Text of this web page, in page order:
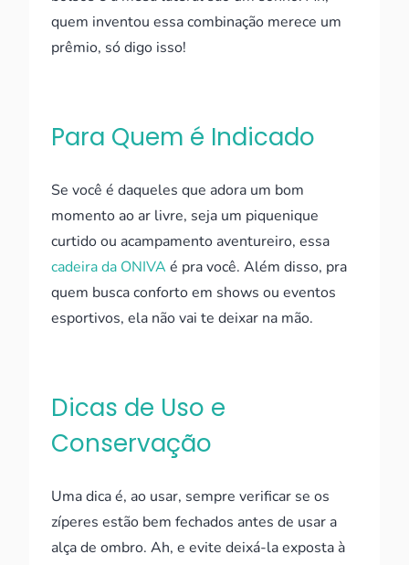
quem inventou essa combinação merece um
prêmio, só digo isso!
Para Quem é Indicado
Se você é daqueles que adora um bom
momento ao ar livre, seja um piquenique
curtido ou acampamento aventureiro, essa
cadeira da ONIVA é pra você. Além disso, pra
quem busca conforto em shows ou eventos
esportivos, ela não vai te deixar na mão.
Dicas de Uso e
Conservação
Uma dica é, ao usar, sempre verificar se os
zíperes estão bem fechados antes de usar a
alça de ombro. Ah, e evite deixá-la exposta à